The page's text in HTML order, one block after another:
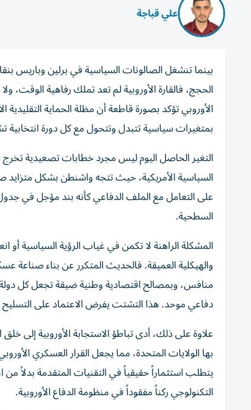
علي قباجة
بينما تنشغل الصالونات السياسية في برلين وباريس
الحجج، فالقارة الأوروبية لم تعد تملك رفاهية الوقت،
الأوروبي تؤكد بصورة قاطعة أن مظلة الحماية
بمتغيرات سياسية تتبدل وتتحول مع كل دورة
التغير الحاصل اليوم ليس مجرد خطابات تصعيدية
السياسية الأمريكية، حيث تتجه واشنطن بشكل متزايد
على التعامل مع الملف الدفاعي كأنه بند مؤجل في جدول
السطحية.
المشكلة الراهنة لا تكمن في غياب الرؤية السياسية أو
والهيكلية العميقة. فالحديث المتكرر عن بناء صناعة
منافس، وبمصالح اقتصادية وطنية ضيقة تجعل كل دولة
دفاعي موحد. هذا التشتت يفرض الاعتماد على التسليح
علاوة على ذلك، أدى تباطؤ الاستجابة الأوروبية إلى
بها الولايات المتحدة، مما يجعل القرار العسكري
يتطلب استثماراً حقيقياً في التقنيات المتقدمة بدلاً من
التكنولوجي ركناً مفقوداً في منظومة الدفاع الأوروبية.